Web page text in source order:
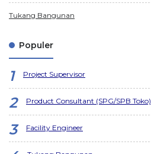
Tukang Bangunan
Populer
Project Supervisor
Product Consultant (SPG/SPB Toko)
Facility Engineer